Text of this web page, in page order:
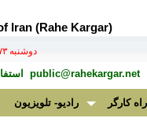
Iran (Rahe Kargar)
دوشنبه ۱۱۷۳ فروردين ۶۱۷ برابر با ۰۱ ژانويه ۰۰۰۱
public@rahekargar.net
کارگر رادیو- تلویزیون